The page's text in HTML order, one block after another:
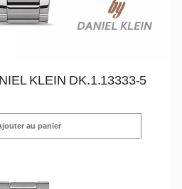
KLEIN DK.1.13333-5
au panier